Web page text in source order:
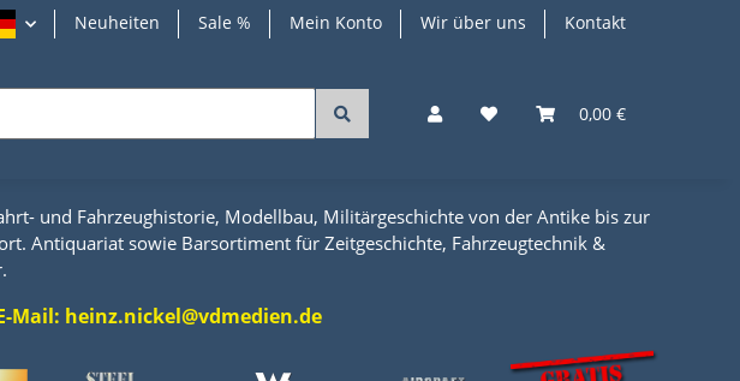
Neuheiten Sale % Mein Konto Wir über uns Kontakt
0,00 €
und Fahrzeughistorie, Modellbau, Militärgeschichte von der Antike bis zur
Antiquariat sowie Barsortiment für Zeitgeschichte, Fahrzeugtechnik &
E-Mail: heinz.nickel@vdmedien.de